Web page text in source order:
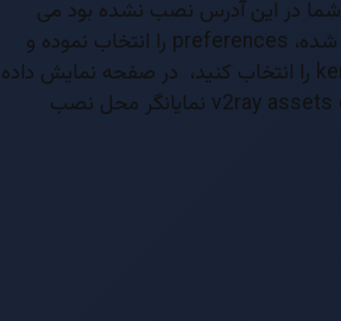
در صورتی که qv2ray a شما در این آدرس نصب نشده بود می
توانید وارد qv2ray خود شده، preferences را انتخاب نموده و
سپس تب kernel setting را انتخاب کنید، در صفحه نمایش داده
شده محتوای v2ray assets directory نمایانگر محل نصب